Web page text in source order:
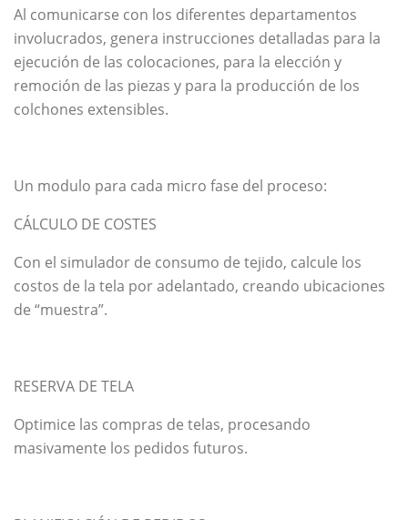
Al comunicarse con los diferentes departamentos
involucrados, genera instrucciones detalladas para la
ejecución de las colocaciones, para la elección y
remoción de las piezas y para la producción de los
colchones extensibles.
Un modulo para cada micro fase del proceso:
CÁLCULO DE COSTES
Con el simulador de consumo de tejido, calcule los
costos de la tela por adelantado, creando ubicaciones
de “muestra”.
RESERVA DE TELA
Optimice las compras de telas, procesando
masivamente los pedidos futuros.